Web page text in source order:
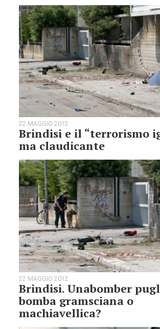
22 MAGGIO 2012
Brindisi e il “terrorismo
ma claudicante
22 MAGGIO 2012
Brindisi. Unabomber
bomba gramsciana o
machiavellica?